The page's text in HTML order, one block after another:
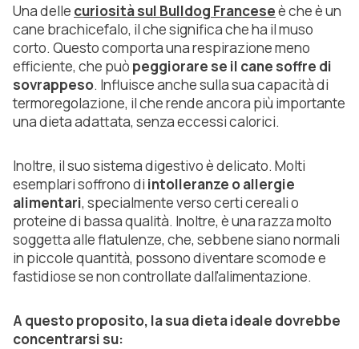
Una delle curiosità sul Bulldog Franceseè che è un
cane brachicefalo, il che significa che ha il muso
corto. Questo comporta una respirazione meno
efficiente, che può peggiorare se il cane soffre di
sovrappeso. Influisce anche sulla sua capacità di
termoregolazione, il che rende ancora più importante
una dieta adattata, senza eccessi calorici.
Inoltre, il suo sistema digestivo è delicato. Molti
esemplari soffrono di intolleranze o allergie
alimentari, specialmente verso certi cereali o
proteine di bassa qualità. Inoltre, è una razza molto
soggetta alle flatulenze, che, sebbene siano normali
in piccole quantità, possono diventare scomode e
fastidiose se non controllate dall'alimentazione.
A questo proposito, la sua dieta ideale dovrebbe
concentrarsi su: